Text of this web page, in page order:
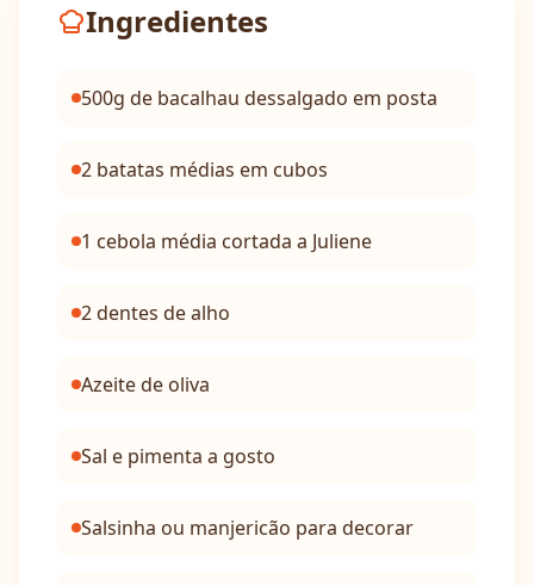
Ingredientes
500g de bacalhau dessalgado em posta
2 batatas médias em cubos
1 cebola média cortada a Juliene
2 dentes de alho
Azeite de oliva
Sal e pimenta a gosto
Salsinha ou manjericão para decorar